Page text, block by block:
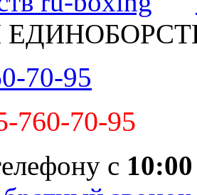
70-95
760-70-95
с 10:00